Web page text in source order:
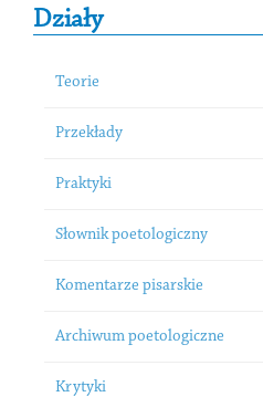
Primary Sidebar
Działy
Teorie
Przekłady
Praktyki
Słownik poetologiczny
Komentarze pisarskie
Archiwum poetologiczne
Krytyki